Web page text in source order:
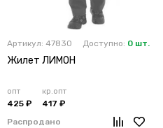
Артикул: 47830 Доступно: 0 шт.
Жилет ЛИМОН
опт
425 ₽
кр.опт
417 ₽
Распродано